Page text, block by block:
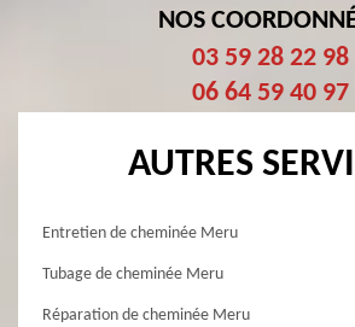
NOS
03 59 28 22 98
06 64 59 40 97
AUTRES
Entretien de cheminée Meru
Tubage de cheminée Meru
Réparation de cheminée Meru